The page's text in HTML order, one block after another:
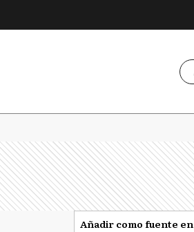
Añadir como fuente en